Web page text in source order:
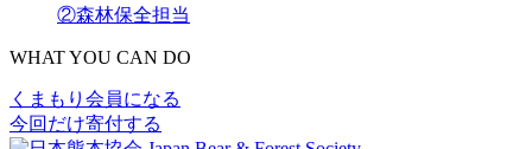
②森林保全担当
WHAT YOU CAN DO
くまもり会員になる
今回だけ寄付する